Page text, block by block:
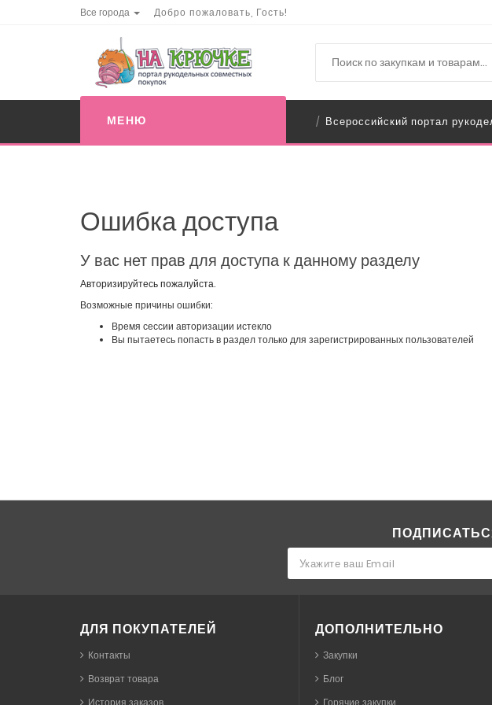
Все города Добро пожаловать, Гость!
МЕНЮ / Всероссийский портал
Ошибка доступа
У вас нет прав для доступа к данному разделу
Авторизируйтесь пожалуйста.
Возможные причины ошибки:
Время сессии авторизации истекло
Вы пытаетесь попасть в раздел только для зарегистрированных пользователей
ДЛЯ ПОКУПАТЕЛЕЙ
Контакты
Возврат товара
История заказов
ДОПОЛНИТЕЛЬНО
Закупки
Блог
Горячие закупки